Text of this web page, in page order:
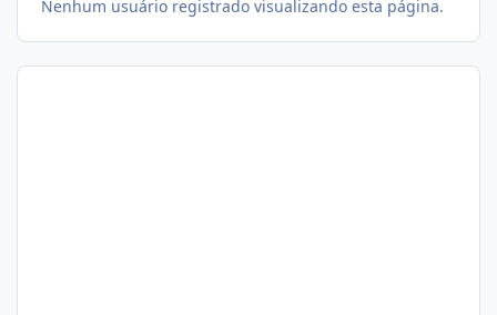
Nenhum usuário registrado visualizando esta página.